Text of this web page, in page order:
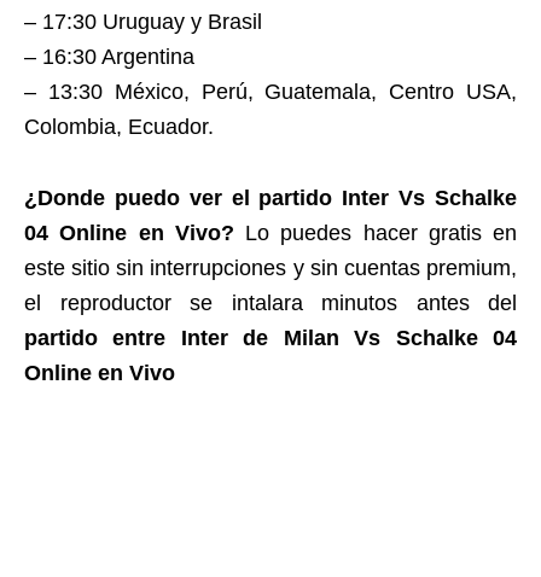
– 17:30 Uruguay y Brasil
– 16:30 Argentina
– 13:30 México, Perú, Guatemala, Centro USA,
Colombia, Ecuador.
¿Donde puedo ver el partido Inter Vs Schalke
04 Online en Vivo? Lo puedes hacer gratis en
este sitio sin interrupciones y sin cuentas premium,
el reproductor se intalara minutos antes del
partido entre Inter de Milan Vs Schalke 04
Online en Vivo